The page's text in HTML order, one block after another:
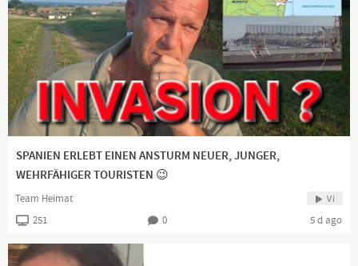
SPANIEN ERLEBT EINEN ANSTURM NEUER, JUNGER,
WEHRFÄHIGER TOURISTEN 😉
Team Heimat Vi
251 0 5 d ago